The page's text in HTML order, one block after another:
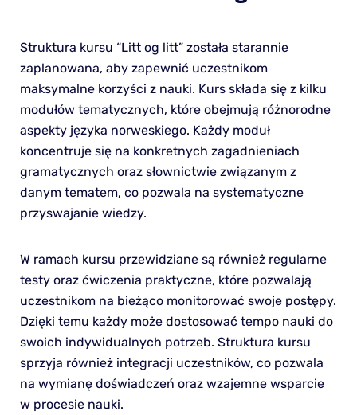
Struktura kursu “Litt og litt” została starannie
zaplanowana, aby zapewnić uczestnikom
maksymalne korzyści z nauki. Kurs składa się z kilku
modułów tematycznych, które obejmują różnorodne
aspekty języka norweskiego. Każdy moduł
koncentruje się na konkretnych zagadnieniach
gramatycznych oraz słownictwie związanym z
danym tematem, co pozwala na systematyczne
przyswajanie wiedzy.
W ramach kursu przewidziane są również regularne
testy oraz ćwiczenia praktyczne, które pozwalają
uczestnikom na bieżąco monitorować swoje postępy.
Dzięki temu każdy może dostosować tempo nauki do
swoich indywidualnych potrzeb. Struktura kursu
sprzyja również integracji uczestników, co pozwala
na wymianę doświadczeń oraz wzajemne wsparcie
w procesie nauki.